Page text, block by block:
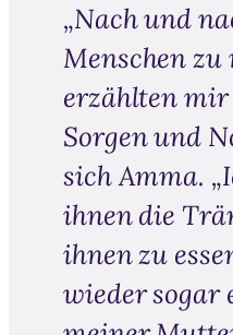
„Nach und
Menschen
erzählten
Sorgen und
sich Amma.
ihnen die
ihnen zu
wieder sogar